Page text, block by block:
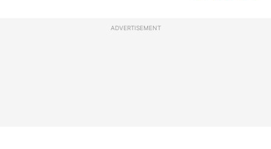
ADVERTISEMENT